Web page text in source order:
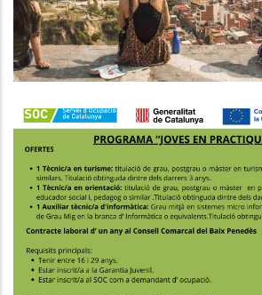
Joventut
PROGRAMA JOVES EN
2025
Ocupació